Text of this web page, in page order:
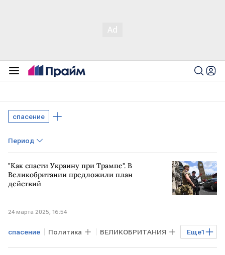
спасение
Период
"Как спасти Украину при Трампе". В
Великобритании предложили план
действий
24 марта 2025, 16:54
Еще1
спасение Политика ВЕЛИКОБРИТАНИЯ
УКРАИНА